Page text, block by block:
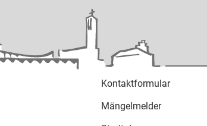
Kontaktformular
Mängelmelder